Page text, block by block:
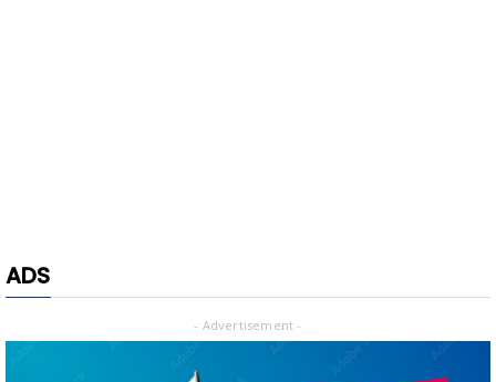
ADS
- Advertisement -